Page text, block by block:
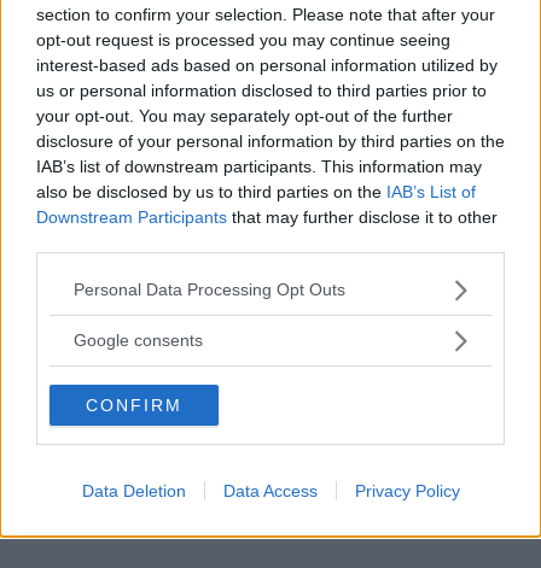
section to confirm your selection. Please note that after your
opt-out request is processed you may continue seeing
interest-based ads based on personal information utilized by
us or personal information disclosed to third parties prior to
your opt-out. You may separately opt-out of the further
disclosure of your personal information by third parties on the
IAB’s list of downstream participants. This information may
also be disclosed by us to third parties on the IAB’s List of
Downstream Participants that may further disclose it to other
Please note that this website/app uses one or more Google
not limited to your visit or usage behaviour. You may click to
use your data for below specified purposes in below Google
consent section.
Personal Data Processing Opt Outs
Google consents
CONFIRM
Data Deletion Data Access Privacy Policy